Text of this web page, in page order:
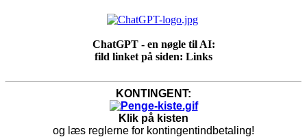
ChatGPT - en nøgle til AI:
fild linket på siden: Links
KONTINGENT:
Klik på kisten
og læs reglerne for kontingentindbetaling!